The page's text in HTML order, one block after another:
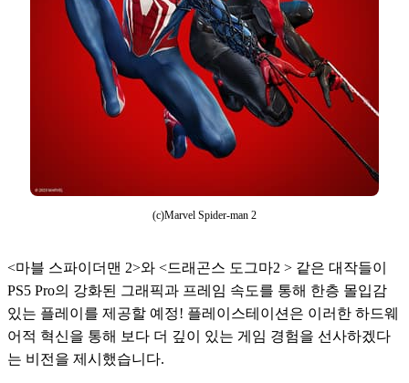
(c)Marvel Spider-man 2
<마블 스파이더맨 2>와 <드래곤스 도그마2 > 같은 대작들이
PS5 Pro의 강화된 그래픽과 프레임 속도를 통해 한층 몰입감
있는 플레이를 제공할 예정! 플레이스테이션은 이러한 하드웨
어적 혁신을 통해 보다 더 깊이 있는 게임 경험을 선사하겠다
는 비전을 제시했습니다.